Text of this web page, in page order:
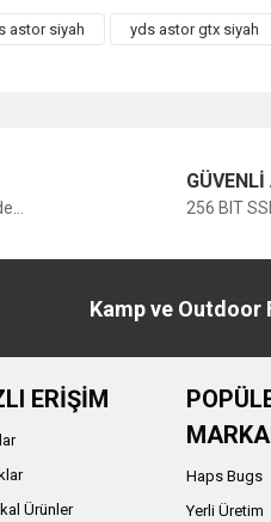
astor siyah yds astor gtx siyah
GÜVENLİ
256 BIT
Kamp ve Outdoor
ERİŞİM
Ürünler
Haps Bugs
Yerli Üretim